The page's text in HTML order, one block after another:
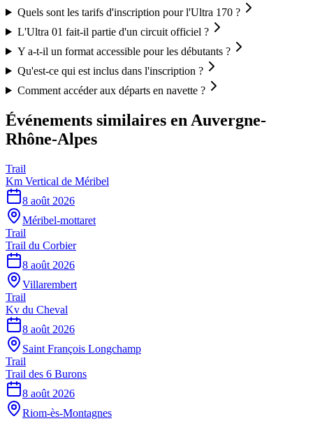
Quels sont les tarifs d'inscription pour l'Ultra 170 ?
L'Ultra 01 fait-il partie d'un circuit officiel ?
Y a-t-il un format accessible pour les débutants ?
Qu'est-ce qui est inclus dans l'inscription ?
Comment accéder aux départs en navette ?
Événements similaires en Auvergne-
Rhône-Alpes
Trail
Km Vertical de Méribel
8 août 2026
Méribel-mottaret
Trail
Trail du Corbier
8 août 2026
Villarembert
Trail
Kv du Cheval
8 août 2026
Saint François Longchamp
Trail
Trail des 6 Burons
8 août 2026
Riom-ès-Montagnes